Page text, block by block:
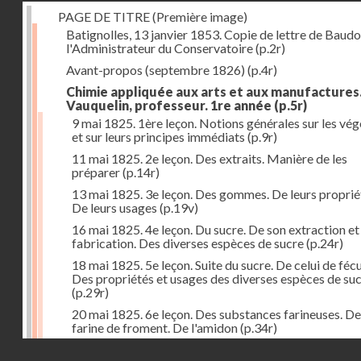
PAGE DE TITRE (Première image)
Batignolles, 13 janvier 1853. Copie de lettre de
l'Administrateur du Conservatoire(p.2r)
Avant-propos (septembre 1826) (p.4r)
Chimie appliquée aux arts et aux
Vauquelin, professeur. 1re année (p.5r)
9 mai 1825. 1ère leçon. Notions générales sur les
et sur leurs principes immédiats (p.9r)
11 mai 1825. 2e leçon. Des extraits. Manière de les
préparer(p.14r)
13 mai 1825. 3e leçon. Des gommes. De leurs
De leurs usages (p.19v)
16 mai 1825. 4e leçon. Du sucre. De son extraction et
fabrication. Des diverses espèces de sucre(p.24r)
18 mai 1825. 5e leçon. Suite du sucre. De celui de
Des propriétés et usages des diverses espèces de
(p.29r)
20 mai 1825. 6e leçon. Des substances farineuses.
farine de froment. De l'amidon(p.34r)